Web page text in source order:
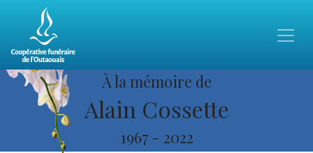
À la mémoire de
Alain Cossette
1967 - 2022